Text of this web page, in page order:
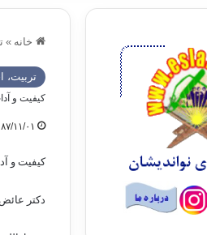
خانه »
تربیت،
کیفیت و
۸۷/۱۱/۰۱
کیفیت و
دکتر